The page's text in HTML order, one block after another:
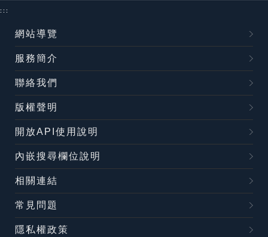
:::
網站導覽
服務簡介
聯絡我們
版權聲明
開放API使用說明
內嵌搜尋欄位說明
相關連結
常見問題
隱私權政策